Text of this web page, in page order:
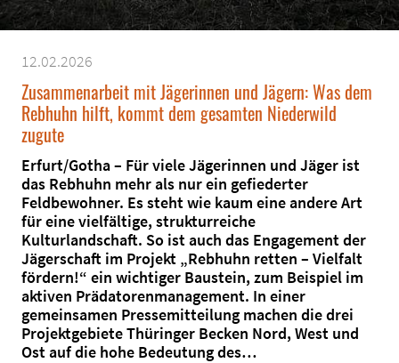
12.02.2026
Zusammenarbeit mit Jägerinnen und Jägern: Was dem
Rebhuhn hilft, kommt dem gesamten Niederwild
zugute
Erfurt/Gotha – Für viele Jägerinnen und Jäger ist
das Rebhuhn mehr als nur ein gefiederter
Feldbewohner. Es steht wie kaum eine andere Art
für eine vielfältige, strukturreiche
Kulturlandschaft. So ist auch das Engagement der
Jägerschaft im Projekt „Rebhuhn retten – Vielfalt
fördern!“ ein wichtiger Baustein, zum Beispiel im
aktiven Prädatorenmanagement. In einer
gemeinsamen Pressemitteilung machen die drei
Projektgebiete Thüringer Becken Nord, West und
Ost auf die hohe Bedeutung des…